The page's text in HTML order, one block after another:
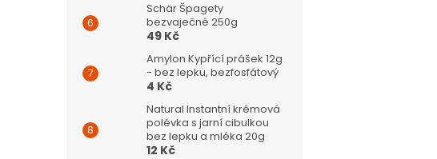
Schär Špagety
bezvaječné 250g
49 Kč
Amylon Kypřící prášek 12g
- bez lepku, bezfosfátový
4 Kč
Natural Instantní krémová
polévka s jarní cibulkou
bez lepku a mléka 20g
12 Kč